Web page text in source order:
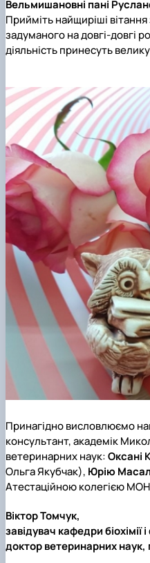
Вельмишановні пані
Прийміть найщиріші
задуманого на довгі-довгі
діяльність принесуть
Принагідно висловлюємо
консультант, академік
ветеринарних наук:Оксані
Ольга Якубчак), Юрію
Атестаційною колегією МОН
Віктор Томчук,
завідувач кафедри біохімії
доктор ветеринарних